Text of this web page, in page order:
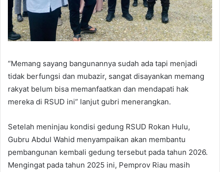
“Memang sayang bangunannya sudah ada tapi menjadi
tidak berfungsi dan mubazir, sangat disayankan memang
rakyat belum bisa memanfaatkan dan mendapati hak
mereka di RSUD ini” lanjut gubri menerangkan.
Setelah meninjau kondisi gedung RSUD Rokan Hulu,
Gubru Abdul Wahid menyampaikan akan membantu
pembangunan kembali gedung tersebut pada tahun 2026.
Mengingat pada tahun 2025 ini, Pemprov Riau masih